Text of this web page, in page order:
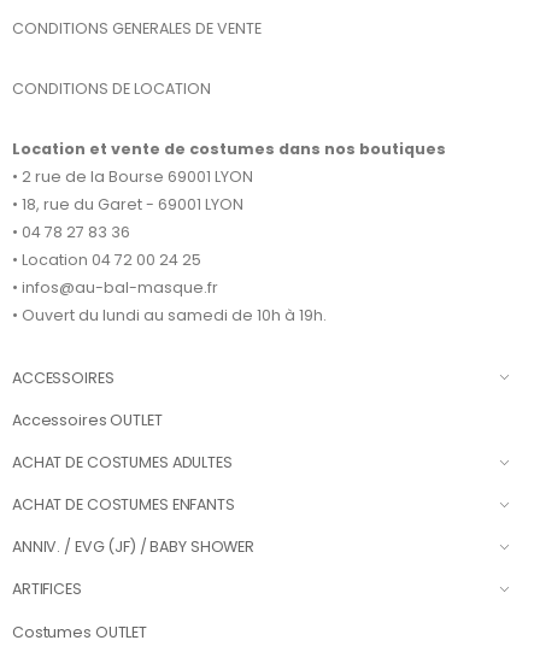
CONDITIONS GENERALES DE VENTE
CONDITIONS DE LOCATION
Location et vente de costumes dans nos boutiques
• 2 rue de la Bourse 69001 LYON
• 18, rue du Garet - 69001 LYON
• 04 78 27 83 36
• Location 04 72 00 24 25
• infos@au-bal-masque.fr
• Ouvert du lundi au samedi de 10h à 19h.
ACCESSOIRES
Accessoires OUTLET
ACHAT DE COSTUMES ADULTES
ACHAT DE COSTUMES ENFANTS
ANNIV. / EVG (JF) / BABY SHOWER
ARTIFICES
Costumes OUTLET